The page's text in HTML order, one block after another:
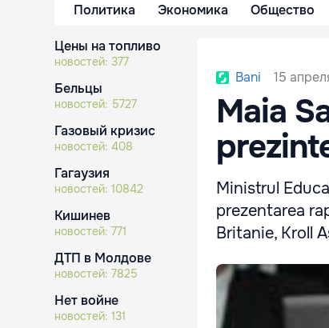
Политика Экономика Общество
Цены на топливо
новостей: 377
Бельцы
новостей: 5727
Газовый кризис
новостей: 408
Гагаузия
новостей: 10842
Кишинев
новостей: 771
ДТП в Молдове
новостей: 7825
Нет войне
новостей: 131
Bani 15
Maia
Ministrul
prezentarea
Britanie, Kroll